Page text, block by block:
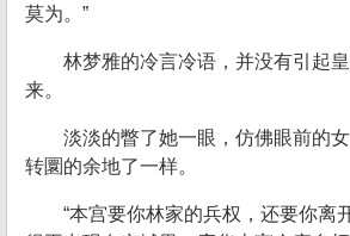
莫为。”
林梦雅的冷言冷语，并没有引起
来。
淡淡的瞥了她一眼，仿佛眼前的
转圜的余地了一样。
“本宫要你林家的兵权，还要你离